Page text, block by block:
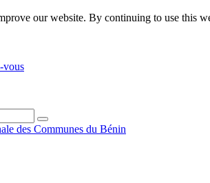
vous
our website. By continuing to use this